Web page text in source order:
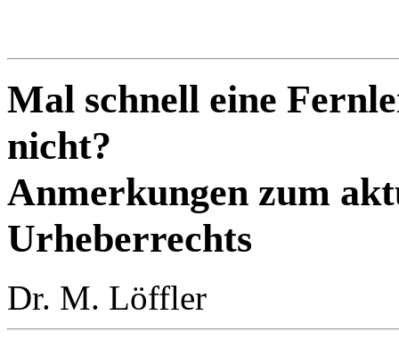
Mal schnell eine
nicht?
Anmerkungen zum
Urheberrechts
Dr. M. Löffler